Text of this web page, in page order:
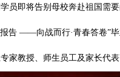
员即将告别母校奔赴祖国需要
告 ——向战而行·青春答卷”
教授、师生员工及家长代